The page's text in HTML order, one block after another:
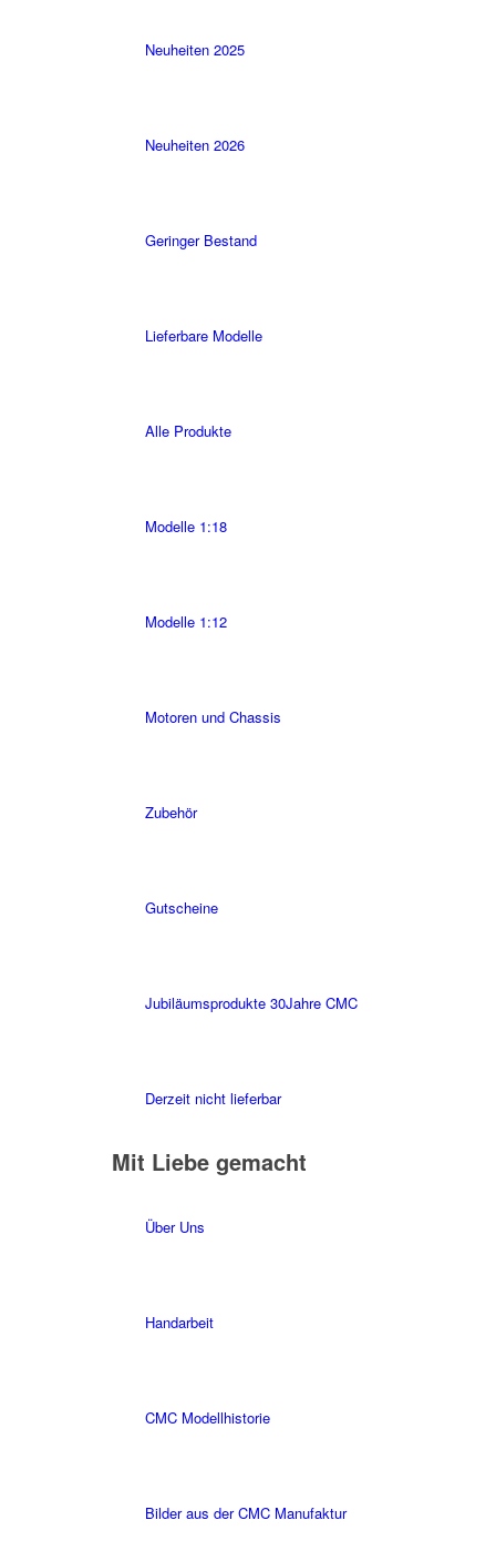
Neuheiten 2025
Neuheiten 2026
Geringer Bestand
Lieferbare Modelle
Alle Produkte
Modelle 1:18
Modelle 1:12
Motoren und Chassis
Zubehör
Gutscheine
Jubiläumsprodukte 30Jahre CMC
Derzeit nicht lieferbar
Mit Liebe gemacht
Über Uns
Handarbeit
CMC Modellhistorie
Bilder aus der CMC Manufaktur